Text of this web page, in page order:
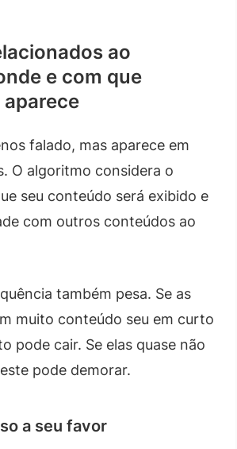
ao
e com que
falado, mas aparece em
O algoritmo considera o
seu conteúdo será exibido e
com outros conteúdos ao
também pesa. Se as
muito conteúdo seu em curto
pode cair. Se elas quase não
pode demorar.
a seu favor